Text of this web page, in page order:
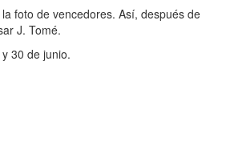
foto de vencedores. Así, después de
J. Tomé.
30 de junio.